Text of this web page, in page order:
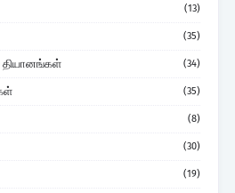
(13)
(35)
தியானங்கள் (34)
(35)
(8)
(30)
(19)